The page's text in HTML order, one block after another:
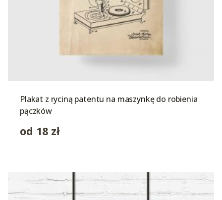
Plakat z ryciną patentu na maszynkę do robienia
pączków
od 18 zł